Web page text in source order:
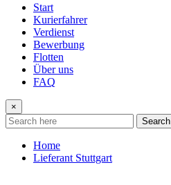
Start
Kurierfahrer
Verdienst
Bewerbung
Flotten
Über uns
FAQ
×
Search
Home
Lieferant Stuttgart